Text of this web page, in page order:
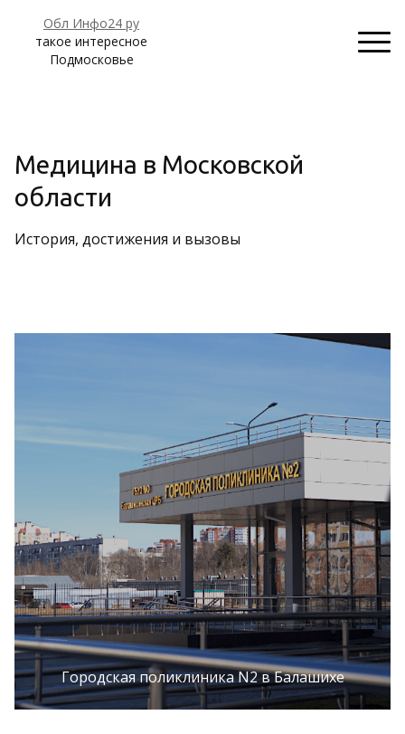
Обл Инфо24 ру
такое интересное
Подмосковье
Медицина в Московской
области
История, достижения и вызовы
Городская поликлиника N2 в Балашихе